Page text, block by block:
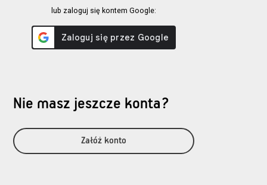
lub zaloguj się kontem Google:
Nie masz jeszcze konta?
Załóż konto